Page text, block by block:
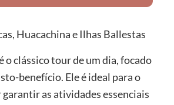
Huacachina e Ilhas Ballestas
o clássico tour de um dia, focado
benefício. Ele é ideal para o
as atividades essenciais